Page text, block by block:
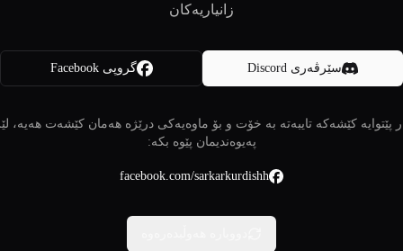
زانیاریەکان
سێرڤەری Discord گروپی Facebook
پێتوایە کێشەکە تایبەتە بە خۆت و بۆ ماوەیەکی درێژە هەمان کێشەت هەیە،
پەیوەندیمان پێوە بکە:
facebook.com/sarkarkurdishh